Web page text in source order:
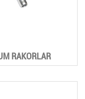
RAKORLAR